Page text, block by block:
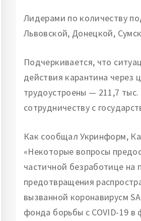
Лидерами по количеству
Львовской, Донецкой,
Подчеркивается, что
действия карантина через
трудоустроены — 211,7
сотрудничеству с
Как сообщал Укринформ,
«Некоторые вопросы
частичной безработице на
предотвращения
вызванной коронавирусм
фонда борьбы с COVID-19 в